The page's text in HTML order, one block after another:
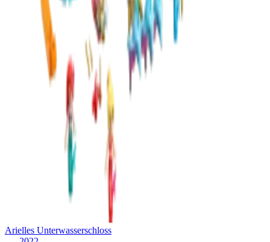
Arielles Unterwasserschloss